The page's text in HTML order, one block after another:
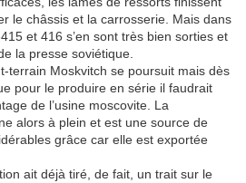
le châssis et la carrosserie. Mais dans
et 416 s’en sont très bien sorties et
la presse soviétique.
terrain Moskvitch se poursuit mais dès
pour le produire en série il faudrait
de l’usine moscovite. La
alors à plein et est une source de
grâce car elle est exportée
ait déjà tiré, de fait, un trait sur le